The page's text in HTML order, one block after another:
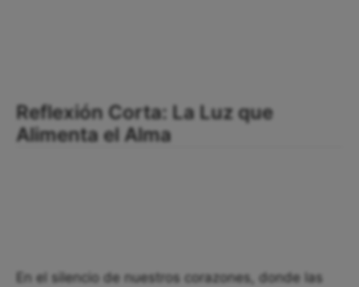
Reflexión Corta: La Luz que
Alimenta el Alma
En el silencio de nuestros corazones, donde las